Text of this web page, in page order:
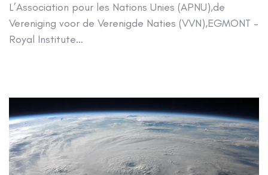
L’Association pour les Nations Unies (APNU),de
Vereniging voor de Verenigde Naties (VVN),EGMONT –
Royal Institute…